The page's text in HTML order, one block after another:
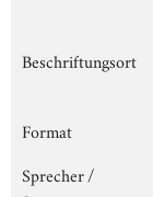
Beschriftungsort
Format
Sprecher /